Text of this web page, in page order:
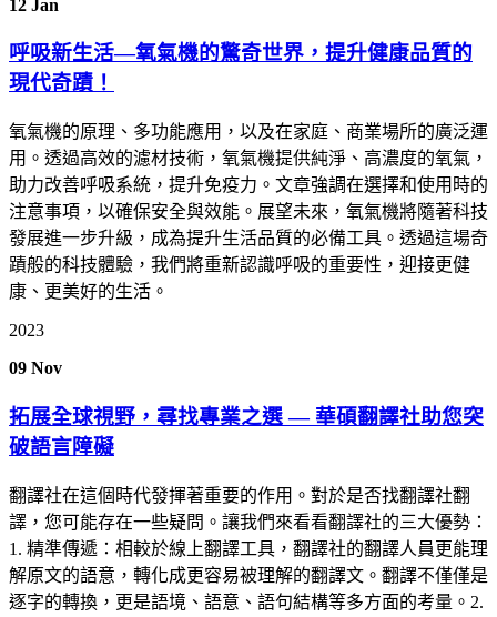
12 Jan
呼吸新生活—氧氣機的驚奇世界，提升健康品質的
現代奇蹟！
氧氣機的原理、多功能應用，以及在家庭、商業場所的廣泛運
用。透過高效的濾材技術，氧氣機提供純淨、高濃度的氧氣，
助力改善呼吸系統，提升免疫力。文章強調在選擇和使用時的
注意事項，以確保安全與效能。展望未來，氧氣機將隨著科技
發展進一步升級，成為提升生活品質的必備工具。透過這場奇
蹟般的科技體驗，我們將重新認識呼吸的重要性，迎接更健
康、更美好的生活。
2023
09 Nov
拓展全球視野，尋找專業之選 — 華碩翻譯社助您突
破語言障礙
翻譯社在這個時代發揮著重要的作用。對於是否找翻譯社翻
譯，您可能存在一些疑問。讓我們來看看翻譯社的三大優勢：
1. 精準傳遞：相較於線上翻譯工具，翻譯社的翻譯人員更能理
解原文的語意，轉化成更容易被理解的翻譯文。翻譯不僅僅是
逐字的轉換，更是語境、語意、語句結構等多方面的考量。2.